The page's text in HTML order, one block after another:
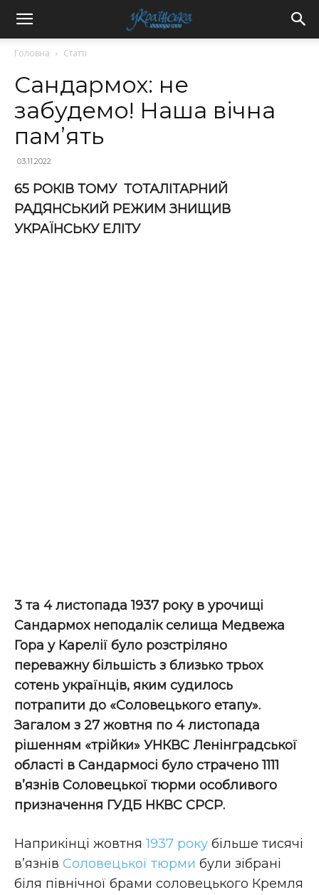
Головна Статті
Сандармох: не
забудемо! Наша вічна
пам’ять
03.11.2022
65 РОКІВ ТОМУ ТОТАЛІТАРНИЙ
РАДЯНСЬКИЙ РЕЖИМ ЗНИЩИВ
УКРАЇНСЬКУ ЕЛІТУ
3 та 4 листопада 1937 року в урочищі
Сандармох неподалік селища Медвежа
Гора у Карелії було розстріляно
переважну більшість з близько трьох
сотень українців, яким судилось
потрапити до «Соловецького етапу».
Загалом з 27 жовтня по 4 листопада
рішенням «трійки» УНКВС Ленінградської
області в Сандармосі було страчено 1111
в’язнів Соловецької тюрми особливого
призначення ГУДБ НКВС СРСР.
Наприкінці жовтня1937 року більше тисячі
в’язнів Соловецької тюрми були зібрані
біля північної брами соловецького Кремля